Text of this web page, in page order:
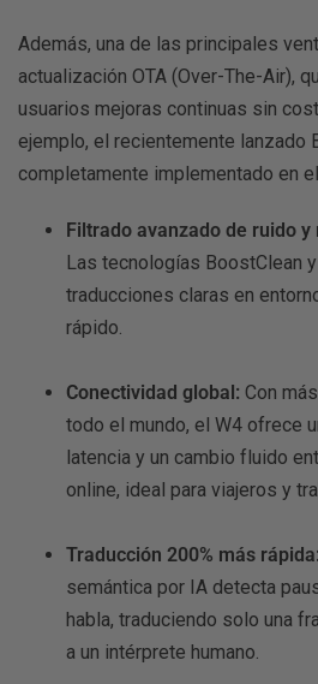
Además, una de las principales
actualización OTA (Over-The-Air),
usuarios mejoras continuas sin
ejemplo, el recientemente lanzado
completamente implementado en
Filtrado avanzado de ruido
Las tecnologías BoostClean
traducciones claras en
rápido.
Conectividad global: Con
todo el mundo, el W4 ofrece
latencia y un cambio fluido
online, ideal para viajeros y
Traducción 200% más rápida:
semántica por IA detecta
habla, traduciendo solo una
a un intérprete humano.